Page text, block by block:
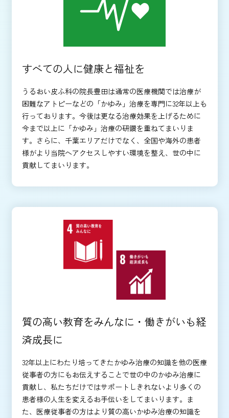
すべての人に健康と福祉を
うるおい皮ふ科の院長豊田は通常の医療機関では治療が
困難なアトピーなどの「かゆみ」治療を専門に32年以上も
行っております。今後は更なる治療効果を上げるために
今まで以上に「かゆみ」治療の研鑽を重ねてまいりま
す。さらに、千葉エリアだけでなく、全国や海外の患者
様がより当院へアクセスしやすい環境を整え、世の中に
貢献してまいります。
質の高い教育をみんなに・働きがいも経
済成長に
32年以上にわたり培ってきたかゆみ治療の知識を他の医療
従事者の方にもお伝えすることで世の中のかゆみ治療に
貢献し、私たちだけではサポートしきれないより多くの
患者様の人生を変えるお手伝いをしてまいります。ま
た、医療従事者の方はより質の高いかゆみ治療の知識を